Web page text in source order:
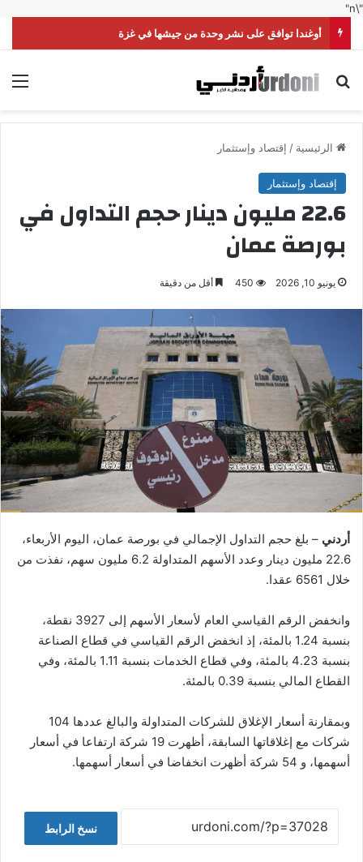
"\n"
أوغندا توافق على نشر وحدة من جيشها في غزة
بحث عن
الرئيسية / إقتصاد وإستثمار
إقتصاد وإستثمار
22.6 مليون دينار حجم التداول في
بورصة عمان
يونيو 10, 2026 450 أقل من دقيقة
أردني – بلغ حجم التداول الإجمالي في بورصة عمان، اليوم الأربعاء،
22.6 مليون دينار وعدد الأسهم المتداولة 6.2 مليون سهم، نفذت من
خلال 6561 عقدا.
وانخفض الرقم القياسي العام لأسعار الأسهم إلى 3927 نقطة،
بنسبة 1.24 بالمئة، إذ انخفض الرقم القياسي في قطاع الصناعة
بنسبة 4.23 بالمئة، وفي قطاع الخدمات بنسبة 1.11 بالمئة، وفي
القطاع المالي بنسبة 0.39 بالمئة.
وبمقارنة أسعار الإغلاق للشركات المتداولة والبالغ عددها 104
شركات مع إغلاقاتها السابقة، أظهرت 19 شركة ارتفاعا في أسعار
أسهمها، و 54 شركة أظهرت انخفاضا في أسعار أسهمها.
نسخ الرابط